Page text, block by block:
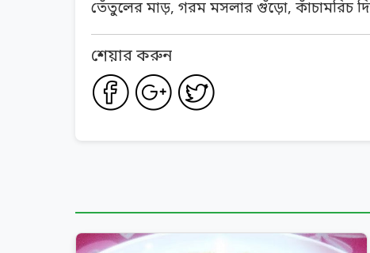
তেঁতুলের মাড়, গরম মসলার গুঁড়ো, কাঁচামরিচ
শেয়ার করুন